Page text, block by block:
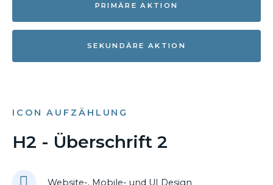
PRIMÄRE AKTION
SEKUNDÄRE AKTION
ICON AUFZÄHLUNG
H2 - Überschrift 2
Website-, Mobile- und UI Design